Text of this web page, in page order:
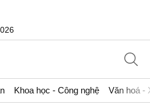
Khoa học - Công nghệ Văn hoá -